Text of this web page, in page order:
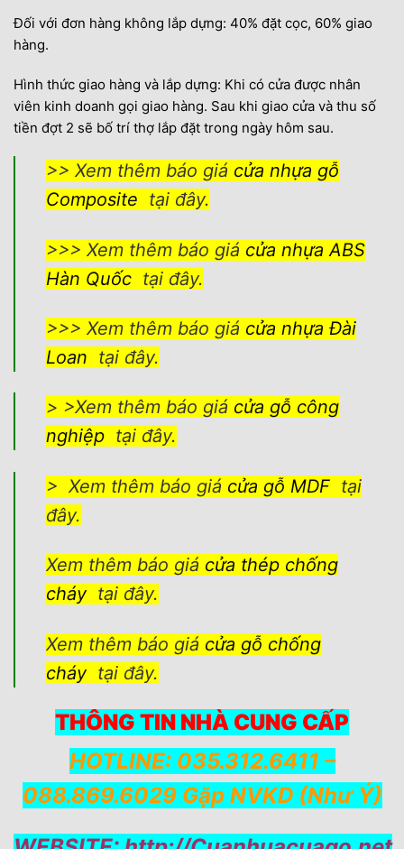
Đối với đơn hàng không lắp dựng: 40% đặt cọc, 60% giao
hàng.
Hình thức giao hàng và lắp dựng: Khi có cửa được nhân
viên kinh doanh gọi giao hàng. Sau khi giao cửa và thu số
tiền đợt 2 sẽ bố trí thợ lắp đặt trong ngày hôm sau.
>> Xem thêm báo giá cửa nhựa gỗ
Composite tại đây.
>>> Xem thêm báo giá cửa nhựa ABS
Hàn Quốc tại đây.
>>> Xem thêm báo giá cửa nhựa Đài
Loan tại đây.
> >Xem thêm báo giá cửa gỗ công
nghiệptại đây.
> Xem thêm báo giá cửa gỗ MDFtại
đây.
Xem thêm báo giá cửa thép chống
cháytại đây.
Xem thêm báo giá cửa gỗ chống
cháytại đây.
THÔNG TIN NHÀ CUNG CẤP
HOTLINE: 035.312.6411 –
088.869.6029 Gặp NVKD (Như Ý)